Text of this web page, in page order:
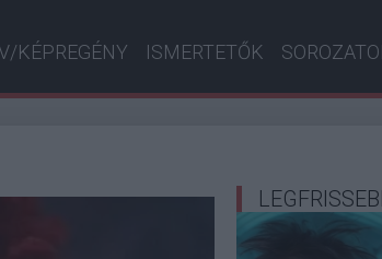
KÉPREGÉNY ISMERTETŐK